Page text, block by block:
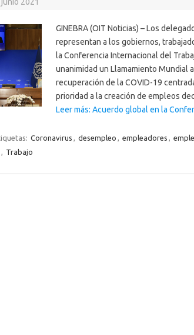
GINEBRA (OIT Noticias) – Los
representan a los gobiernos,
la Conferencia Internacional del
unanimidad un Llamamiento Mundial
recuperación de la COVID-19
prioridad a la creación de empleos
Leer más: Acuerdo global en la
Coronavirus , desempleo , empleadores ,
, Trabajo